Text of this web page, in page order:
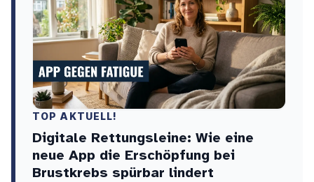
TOP AKTUELL!
Digitale Rettungsleine: Wie eine
neue App die Erschöpfung bei
Brustkrebs spürbar lindert